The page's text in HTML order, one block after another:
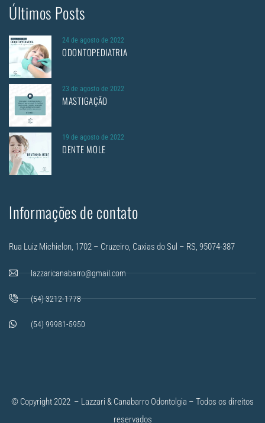
Últimos Posts
24 de agosto de 2022
ODONTOPEDIATRIA
23 de agosto de 2022
MASTIGAÇÃO
19 de agosto de 2022
DENTE MOLE
Informações de contato
Rua Luiz Michielon, 1702 – Cruzeiro, Caxias do Sul – RS, 95074-387
lazzaricanabarro@gmail.com
(54) 3212-1778
(54) 99981-5950
© Copyright 2022 – Lazzari & Canabarro Odontolgia – Todos os direitos
reservados